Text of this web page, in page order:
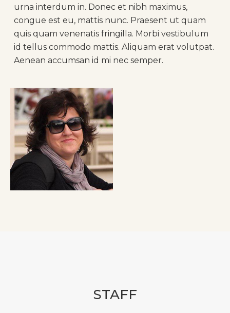
urna interdum in. Donec et nibh maximus,
congue est eu, mattis nunc. Praesent ut quam
quis quam venenatis fringilla. Morbi vestibulum
id tellus commodo mattis. Aliquam erat volutpat.
Aenean accumsan id mi nec semper.
STAFF